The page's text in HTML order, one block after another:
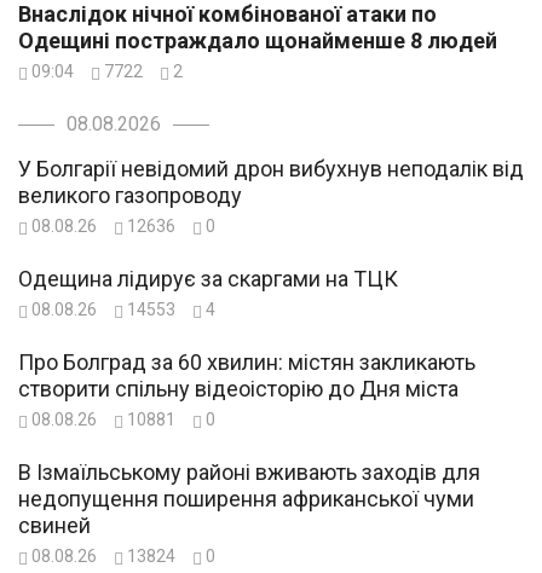
Внаслідок нічної комбінованої атаки по
Одещині постраждало щонайменше 8 людей
09:04 7722 2
08.08.2026
У Болгарії невідомий дрон вибухнув неподалік від
великого газопроводу
08.08.26 12636 0
Одещина лідирує за скаргами на ТЦК
08.08.26 14553 4
Про Болград за 60 хвилин: містян закликають
створити спільну відеоісторію до Дня міста
08.08.26 10881 0
В Ізмаїльському районі вживають заходів для
недопущення поширення африканської чуми
свиней
08.08.26 13824 0